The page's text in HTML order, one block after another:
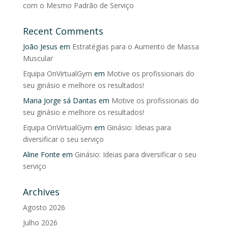
com o Mesmo Padrão de Serviço
Recent Comments
João Jesus em Estratégias para o Aumento de Massa
Muscular
Equipa OnVirtualGym em Motive os profissionais do
seu ginásio e melhore os resultados!
Maria Jorge sá Dantas em Motive os profissionais do
seu ginásio e melhore os resultados!
Equipa OnVirtualGym em Ginásio: Ideias para
diversificar o seu serviço
Aline Fonte em Ginásio: Ideias para diversificar o seu
serviço
Archives
Agosto 2026
Julho 2026